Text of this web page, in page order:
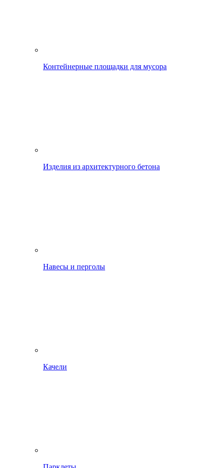
Контейнерные площадки для мусора
Изделия из архитектурного бетона
Навесы и перголы
Качели